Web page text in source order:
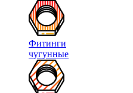
Фитинги
чугунные